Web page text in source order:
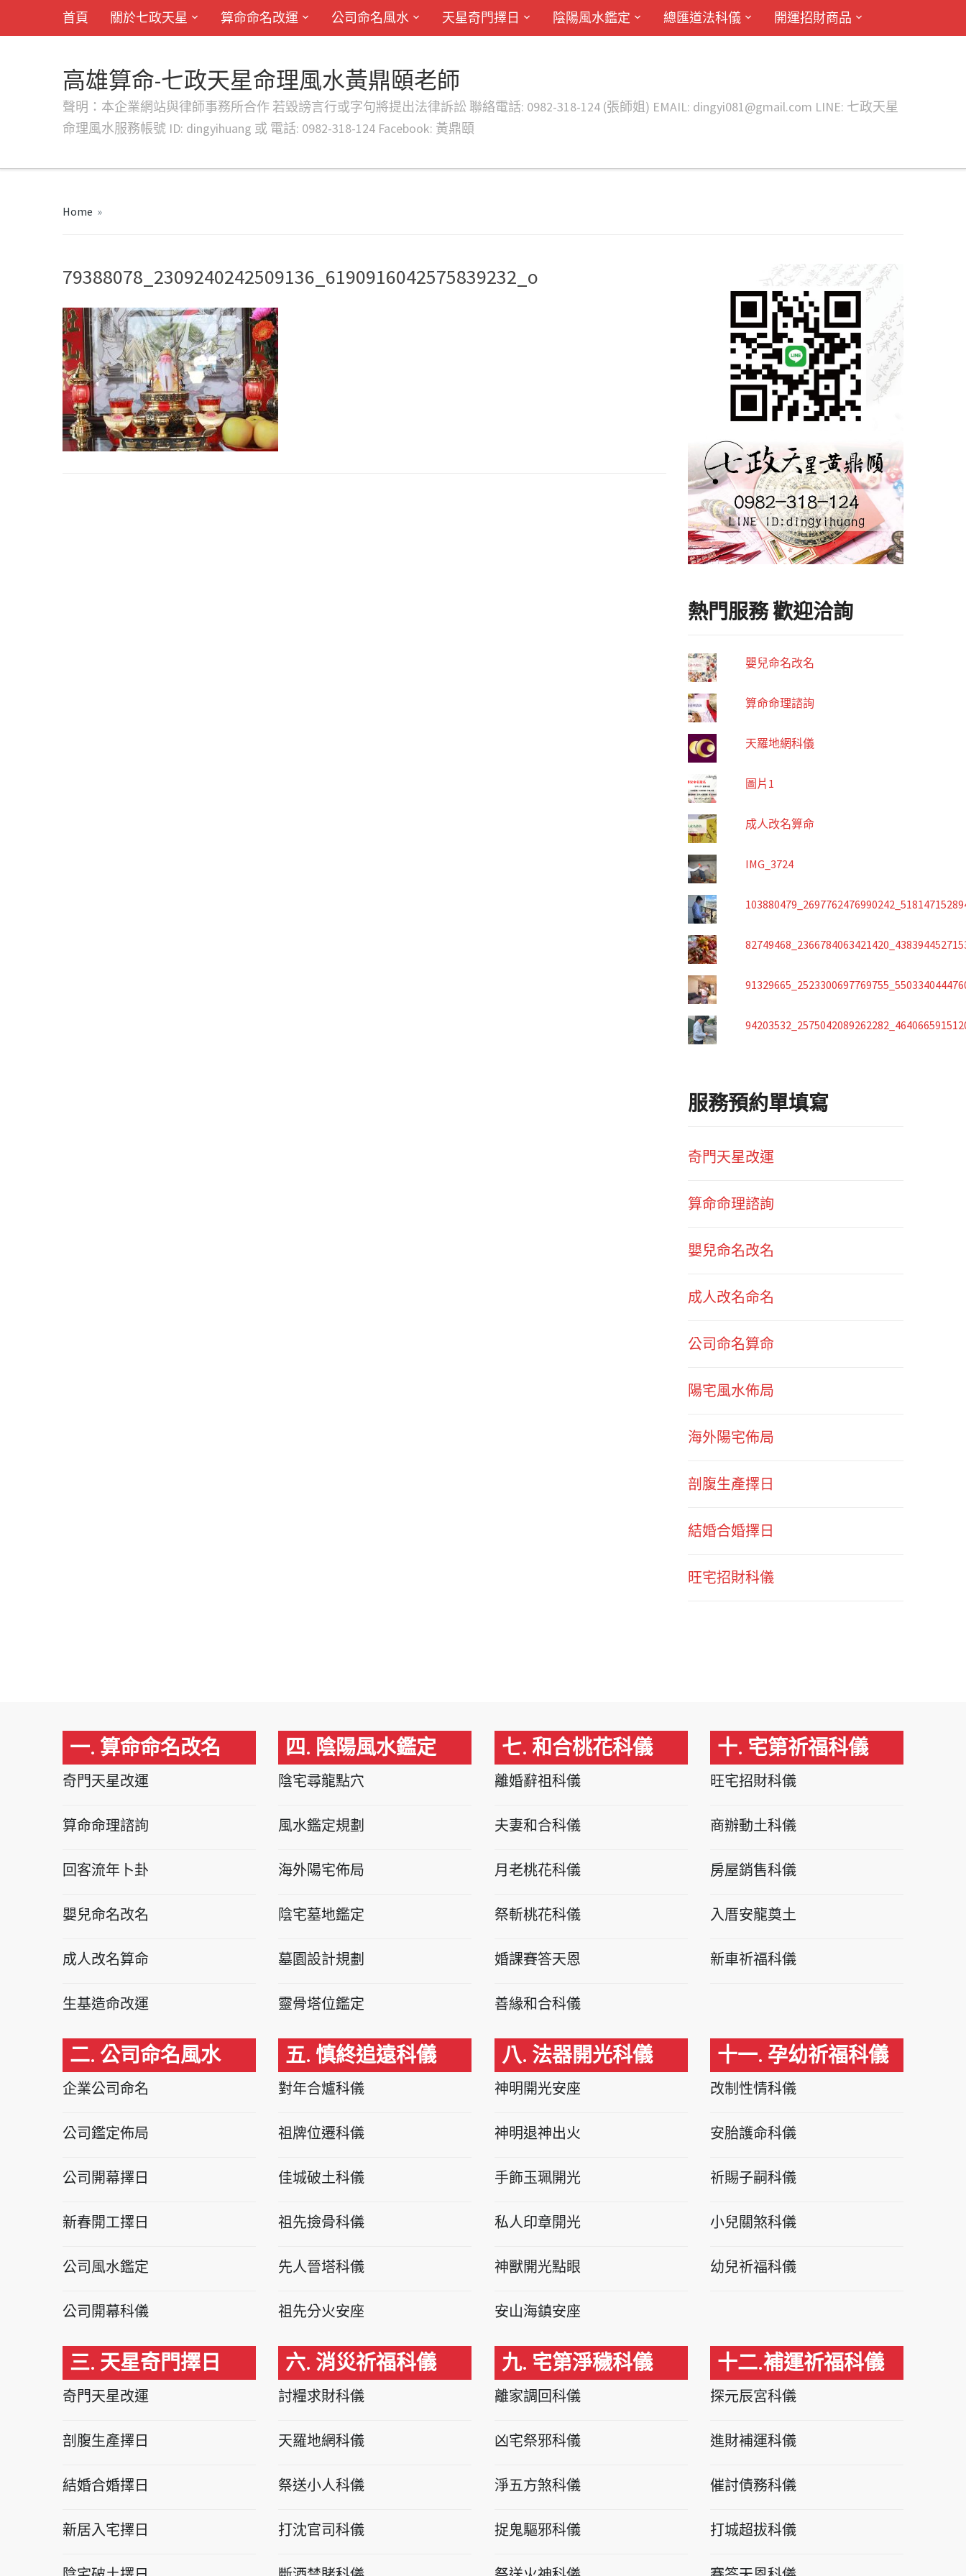
首頁 關於七政天星 算命命名改運 公司命名風水 天星奇門擇日 陰陽風水鑑定 總匯道法科儀 開運招財商品
高雄算命-七政天星命理風水黃鼎頤老師
聲明：本企業網站與律師事務所合作 若毀謗言行或字句將提出法律訴訟 聯絡電話: 0982-318-124 (張師姐) EMAIL: dingyi081@gmail.com LINE: 七政天星
命理風水服務帳號 ID: dingyihuang 或 電話: 0982-318-124 Facebook: 黃鼎頤
Home »
79388078_2309240242509136_6190916042575839232_o
熱門服務 歡迎洽詢
嬰兒命名改名
算命命理諮詢
天羅地網科儀
圖片1
成人改名算命
IMG_3724
服務預約單填寫
奇門天星改運
算命命理諮詢
嬰兒命名改名
成人改名命名
公司命名算命
陽宅風水佈局
海外陽宅佈局
剖腹生產擇日
結婚合婚擇日
旺宅招財科儀
一. 算命命名改名
奇門天星改運
算命命理諮詢
回客流年卜卦
嬰兒命名改名
成人改名算命
生基造命改運
二. 公司命名風水
企業公司命名
公司鑑定佈局
公司開幕擇日
新春開工擇日
公司風水鑑定
公司開幕科儀
三. 天星奇門擇日
奇門天星改運
剖腹生產擇日
結婚合婚擇日
新居入宅擇日
四. 陰陽風水鑑定
陰宅尋龍點穴
風水鑑定規劃
海外陽宅佈局
陰宅墓地鑑定
墓園設計規劃
靈骨塔位鑑定
五. 慎終追遠科儀
對年合爐科儀
祖牌位遷科儀
佳城破土科儀
祖先撿骨科儀
先人晉塔科儀
祖先分火安座
六. 消災祈福科儀
討糧求財科儀
天羅地網科儀
祭送小人科儀
打沈官司科儀
七. 和合桃花科儀
離婚辭祖科儀
夫妻和合科儀
月老桃花科儀
祭斬桃花科儀
婚課賽答天恩
善緣和合科儀
八. 法器開光科儀
神明開光安座
神明退神出火
手飾玉珮開光
私人印章開光
神獸開光點眼
安山海鎮安座
九. 宅第淨穢科儀
離家調回科儀
凶宅祭邪科儀
淨五方煞科儀
捉鬼驅邪科儀
十. 宅第祈福科儀
旺宅招財科儀
商辦動土科儀
房屋銷售科儀
入厝安龍奠土
新車祈福科儀
十一. 孕幼祈福科儀
改制性情科儀
安胎護命科儀
祈賜子嗣科儀
小兒關煞科儀
幼兒祈福科儀
十二.補運祈福科儀
探元辰宮科儀
進財補運科儀
催討債務科儀
打城超拔科儀